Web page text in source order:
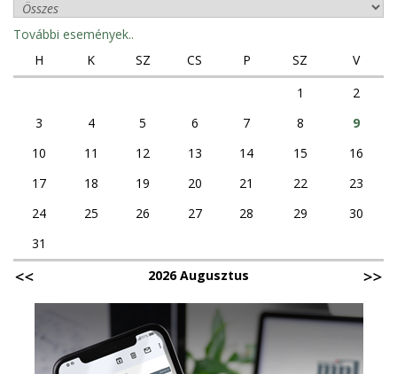
További események..
H
K SZ CS P SZ
V
1
2
3
4 5 6 7 8
9
10
11 12 13 14 15
16
17
18 19 20 21 22
23
24
25 26 27 28 29
30
31
2026 Augusztus